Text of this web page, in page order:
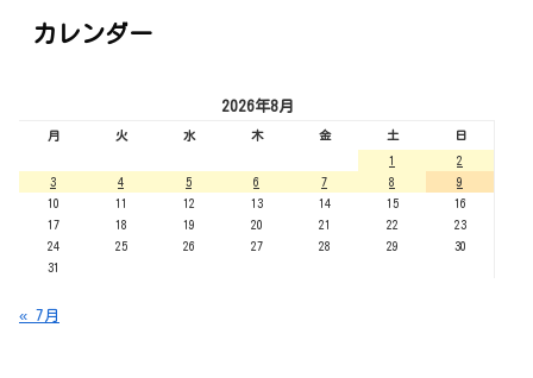
カレンダー
2026年8月
月 火 水 木 金 土 日
1
2
3
4 5 6 7 8
9
10
11 12 13 14 15
16
17
18 19 20 21 22
23
24
25 26 27 28 29
30
31
« 7月